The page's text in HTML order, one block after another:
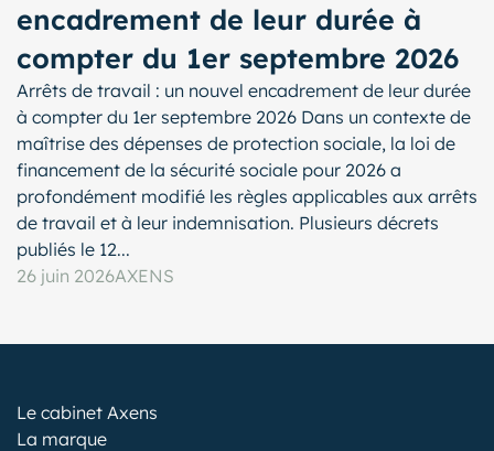
encadrement de leur durée à
compter du 1er septembre 2026
Arrêts de travail : un nouvel encadrement de leur durée
à compter du 1er septembre 2026 Dans un contexte de
maîtrise des dépenses de protection sociale, la loi de
financement de la sécurité sociale pour 2026 a
profondément modifié les règles applicables aux arrêts
de travail et à leur indemnisation. Plusieurs décrets
publiés le 12...
26 juin 2026AXENS
Le cabinet Axens
La marque